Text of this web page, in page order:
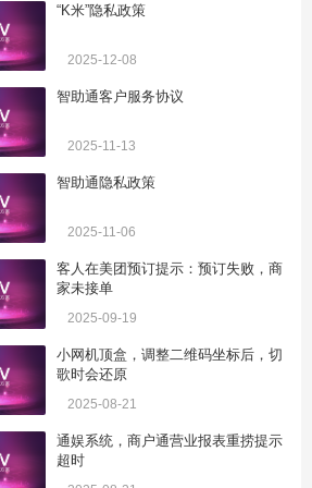
“K米”隐私政策
2025-12-08
智助通客户服务协议
2025-11-13
智助通隐私政策
2025-11-06
客人在美团预订提示：预订失败，商
家未接单
2025-09-19
小网机顶盒，调整二维码坐标后，切
歌时会还原
2025-08-21
通娱系统，商户通营业报表重捞提示
超时